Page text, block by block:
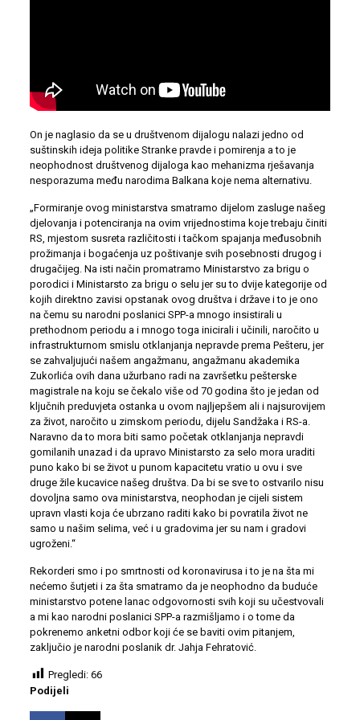
On je naglasio da se u društvenom dijalogu nalazi jedno od
suštinskih ideja politike Stranke pravde i pomirenja a to je
neophodnost društvenog dijaloga kao mehanizma rješavanja
nesporazuma među narodima Balkana koje nema alternativu.
„Formiranje ovog ministarstva smatramo dijelom zasluge našeg
djelovanja i potenciranja na ovim vrijednostima koje trebaju činiti
RS, mjestom susreta različitosti i tačkom spajanja međusobnih
prožimanja i bogaćenja uz poštivanje svih posebnosti drugog i
drugačijeg. Na isti način promatramo Ministarstvo za brigu o
porodici i Ministarsto za brigu o selu jer su to dvije kategorije od
kojih direktno zavisi opstanak ovog društva i države i to je ono
na čemu su narodni poslanici SPP-a mnogo insistirali u
prethodnom periodu a i mnogo toga inicirali i učinili, naročito u
infrastrukturnom smislu otklanjanja nepravde prema Pešteru, jer
se zahvaljujući našem angažmanu, angažmanu akademika
Zukorlića ovih dana užurbano radi na završetku pešterske
magistrale na koju se čekalo više od 70 godina što je jedan od
ključnih preduvjeta ostanka u ovom najljepšem ali i najsurovijem
za život, naročito u zimskom periodu, dijelu Sandžaka i RS-a.
Naravno da to mora biti samo početak otklanjanja nepravdi
gomilanih unazad i da upravo Ministarsto za selo mora uraditi
puno kako bi se život u punom kapacitetu vratio u ovu i sve
druge žile kucavice našeg društva. Da bi se sve to ostvarilo nisu
dovoljna samo ova ministarstva, neophodan je cijeli sistem
upravn vlasti koja će ubrzano raditi kako bi povratila život ne
samo u našim selima, već i u gradovima jer su nam i gradovi
ugroženi.“
Rekorderi smo i po smrtnosti od koronavirusa i to je na šta mi
nećemo šutjeti i za šta smatramo da je neophodno da buduće
ministarstvo potene lanac odgovornosti svih koji su učestvovali
a mi kao narodni poslanici SPP-a razmišljamo i o tome da
pokrenemo anketni odbor koji će se baviti ovim pitanjem,
zaključio je narodni poslanik dr. Jahja Fehratović.
Pregledi: 66
Podijeli